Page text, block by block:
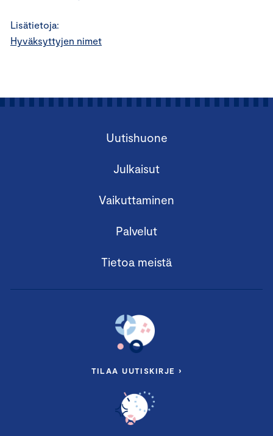
Lisätietoja:
Hyväksyttyjen nimet
Uutishuone
Julkaisut
Vaikuttaminen
Palvelut
Tietoa meistä
TILAA UUTISKIRJE ›